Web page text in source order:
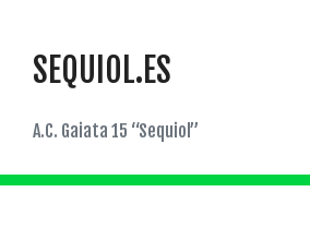
SEQUIOL.ES
A.C. Gaiata 15 “Sequiol”